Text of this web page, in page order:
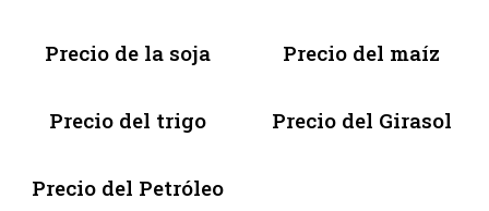
Precio de la soja Precio del maíz
Precio del trigo Precio del Girasol
Precio del Petróleo